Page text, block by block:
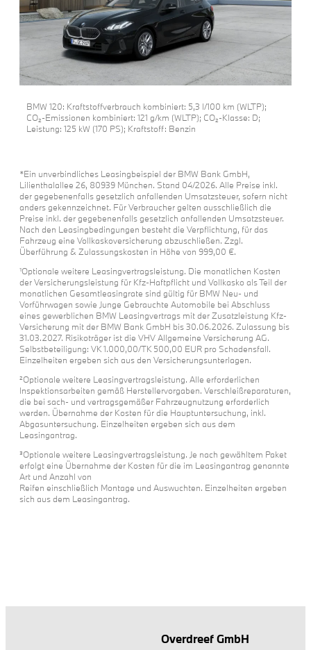
BMW 120: Kraftstoffverbrauch kombiniert: 5,3 l/100 km (WLTP);
CO₂-Emissionen kombiniert: 121 g/km (WLTP); CO₂-Klasse: D;
Leistung: 125 kW (170 PS); Kraftstoff: Benzin
*Ein unverbindliches Leasingbeispiel der BMW Bank GmbH,
Lilienthalallee 26, 80939 München. Stand 04/2026. Alle Preise inkl.
der gegebenenfalls gesetzlich anfallenden Umsatzsteuer, sofern nicht
anders gekennzeichnet. Für Verbraucher gelten ausschließlich die
Preise inkl. der gegebenenfalls gesetzlich anfallenden Umsatzsteuer.
Nach den Leasingbedingungen besteht die Verpflichtung, für das
Fahrzeug eine Vollkaskoversicherung abzuschließen. Zzgl.
Überführung & Zulassungskosten in Höhe von 999,00 €.
¹Optionale weitere Leasingvertragsleistung. Die monatlichen Kosten
der Versicherungsleistung für Kfz-Haftpflicht und Vollkasko als Teil der
monatlichen Gesamtleasingrate sind gültig für BMW Neu- und
Vorführwagen sowie Junge Gebrauchte Automobile bei Abschluss
eines gewerblichen BMW Leasingvertrags mit der Zusatzleistung Kfz-
Versicherung mit der BMW Bank GmbH bis 30.06.2026. Zulassung bis
31.03.2027. Risikoträger ist die VHV Allgemeine Versicherung AG.
Selbstbeteiligung: VK 1.000,00/TK 500,00 EUR pro Schadensfall.
Einzelheiten ergeben sich aus den Versicherungsunterlagen.
²Optionale weitere Leasingvertragsleistung. Alle erforderlichen
Inspektionsarbeiten gemäß Herstellervorgaben. Verschleißreparaturen,
die bei sach- und vertragsgemäßer Fahrzeugnutzung erforderlich
werden. Übernahme der Kosten für die Hauptuntersuchung, inkl.
Abgasuntersuchung. Einzelheiten ergeben sich aus dem
Leasingantrag.
³Optionale weitere Leasingvertragsleistung. Je nach gewähltem Paket
erfolgt eine Übernahme der Kosten für die im Leasingantrag genannte
Art und Anzahl von
Reifen einschließlich Montage und Auswuchten. Einzelheiten ergeben
sich aus dem Leasingantrag.
Overdreef GmbH